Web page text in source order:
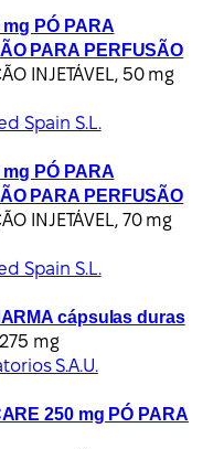
PÓ PARA
PARA PERFUSÃO
INJETÁVEL, 50 mg
Spain S.L.
PÓ PARA
PARA PERFUSÃO
INJETÁVEL, 70 mg
Spain S.L.
cápsulas duras
mg
S.A.U.
250 mg PÓ PARA